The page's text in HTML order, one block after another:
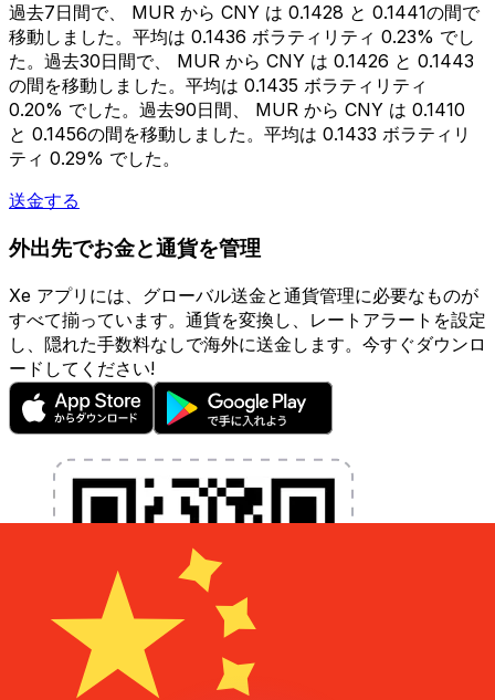
過去7日間で、 MUR から CNY は 0.1428 と 0.1441の間で
移動しました。平均は 0.1436 ボラティリティ 0.23% でし
た。過去30日間で、 MUR から CNY は 0.1426 と 0.1443
の間を移動しました。平均は 0.1435 ボラティリティ
0.20% でした。過去90日間、 MUR から CNY は 0.1410
と 0.1456の間を移動しました。平均は 0.1433 ボラティリ
ティ 0.29% でした。
送金する
外出先でお金と通貨を管理
Xe アプリには、グローバル送金と通貨管理に必要なものが
すべて揃っています。通貨を変換し、レートアラートを設定
し、隠れた手数料なしで海外に送金します。今すぐダウンロ
ードしてください!